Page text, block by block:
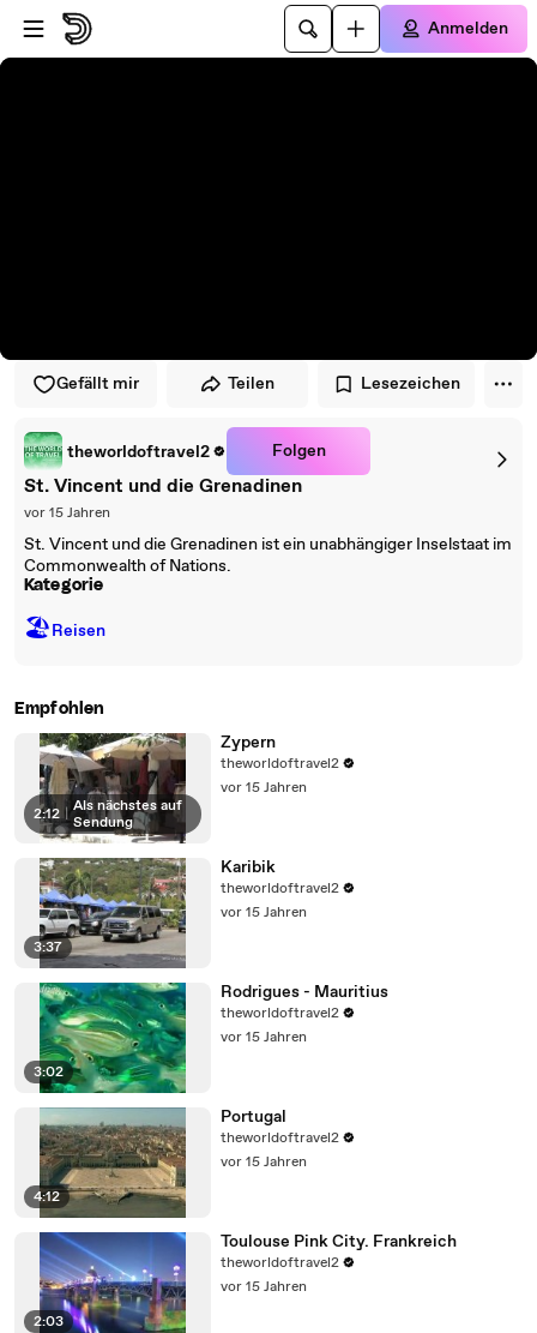
Zum Player springen
Zum Hauptinhalt springen
Anmelden
Gefällt mir Teilen Lesezeichen
theworldoftravel2 Folgen
St. Vincent und die Grenadinen
vor 15 Jahren
St. Vincent und die Grenadinen ist ein unabhängiger Inselstaat im
Commonwealth of Nations.
Kategorie
🏖Reisen
Empfohlen
2:12
Als nächstes auf
Sendung
Zypern
theworldoftravel2
vor 15 Jahren
3:37
Karibik
theworldoftravel2
vor 15 Jahren
3:02
Rodrigues - Mauritius
theworldoftravel2
vor 15 Jahren
4:12
Portugal
theworldoftravel2
vor 15 Jahren
2:03
Toulouse Pink City. Frankreich
theworldoftravel2
vor 15 Jahren